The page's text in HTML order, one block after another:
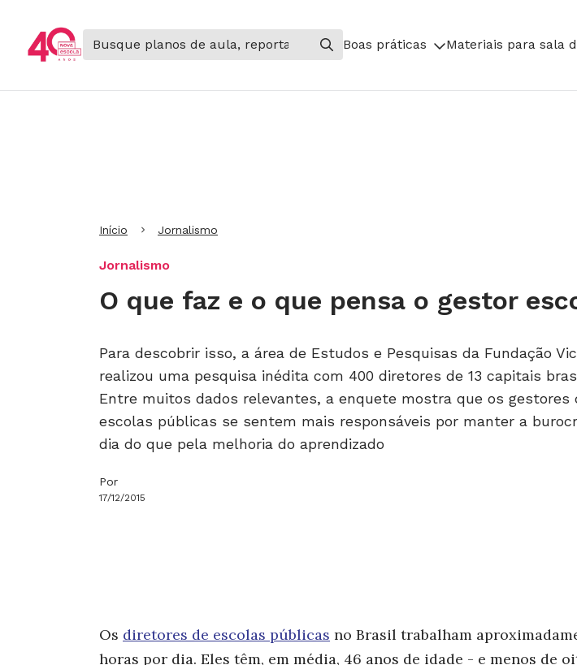
Boas práticas Materiais para sala
Início Jornalismo
Jornalismo
O que faz e o que pensa o gestor
Para descobrir isso, a área de Estudos e Pesquisas da Fundação
realizou uma pesquisa inédita com 400 diretores de 13 capitais
Entre muitos dados relevantes, a enquete mostra que os gestores
escolas públicas se sentem mais responsáveis por manter a
dia do que pela melhoria do aprendizado
Por
17/12/2015
Os diretores de escolas públicas no Brasil trabalham
horas por dia. Eles têm, em média, 46 anos de idade - e menos de